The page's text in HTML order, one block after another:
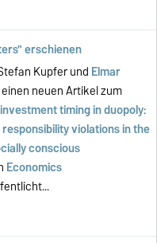
erschienen
Kupfer und Elmar
neuen Artikel zum
timing in duopoly:
violations in the
conscious
Economics